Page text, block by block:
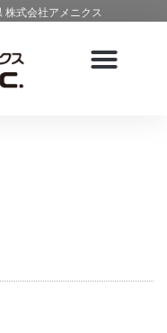
株式会社アメニクス